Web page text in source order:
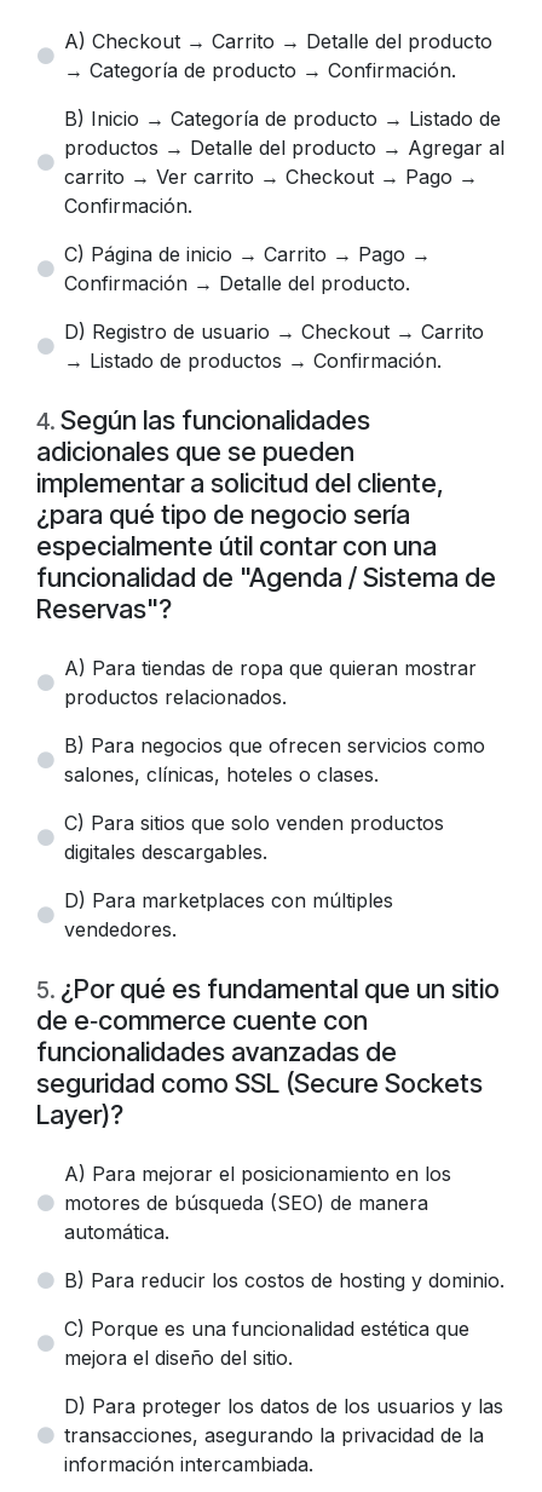
A) Checkout → Carrito → Detalle del producto
→ Categoría de producto → Confirmación.
B) Inicio → Categoría de producto → Listado de
productos → Detalle del producto → Agregar al
carrito → Ver carrito → Checkout → Pago →
Confirmación.
C) Página de inicio → Carrito → Pago →
Confirmación → Detalle del producto.
D) Registro de usuario → Checkout → Carrito
→ Listado de productos → Confirmación.
4. Según las funcionalidades
adicionales que se pueden
implementar a solicitud del cliente,
¿para qué tipo de negocio sería
especialmente útil contar con una
funcionalidad de "Agenda / Sistema de
Reservas"?
A) Para tiendas de ropa que quieran mostrar
productos relacionados.
B) Para negocios que ofrecen servicios como
salones, clínicas, hoteles o clases.
C) Para sitios que solo venden productos
digitales descargables.
D) Para marketplaces con múltiples
vendedores.
5. ¿Por qué es fundamental que un sitio
de e‑commerce cuente con
funcionalidades avanzadas de
seguridad como SSL (Secure Sockets
Layer)?
A) Para mejorar el posicionamiento en los
motores de búsqueda (SEO) de manera
automática.
B) Para reducir los costos de hosting y dominio.
C) Porque es una funcionalidad estética que
mejora el diseño del sitio.
D) Para proteger los datos de los usuarios y las
transacciones, asegurando la privacidad de la
información intercambiada.